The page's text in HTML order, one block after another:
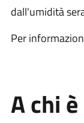
dall'umidità
Per
A chi